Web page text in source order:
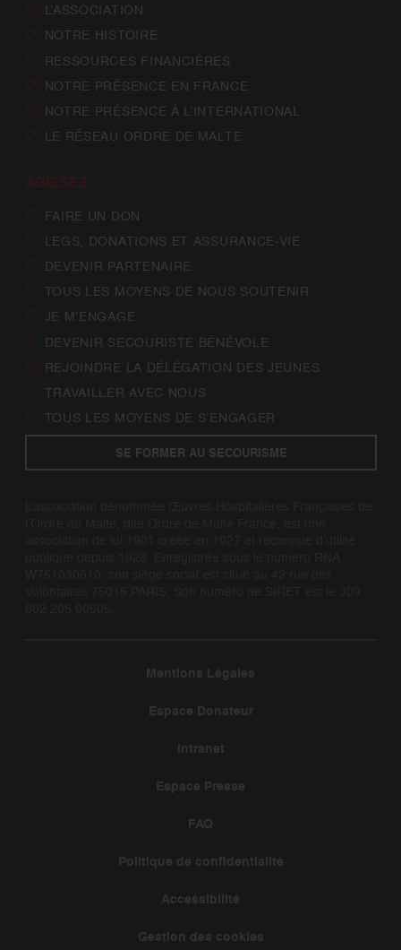
L’ASSOCIATION
NOTRE HISTOIRE
RESSOURCES FINANCIÈRES
NOTRE PRÉSENCE EN FRANCE
NOTRE PRÉSENCE À L’INTERNATIONAL
LE RÉSEAU ORDRE DE MALTE
AGISSEZ
FAIRE UN DON
LEGS, DONATIONS ET ASSURANCE-VIE
DEVENIR PARTENAIRE
TOUS LES MOYENS DE NOUS SOUTENIR
JE M’ENGAGE
DEVENIR SECOURISTE BÉNÉVOLE
REJOINDRE LA DÉLÉGATION DES JEUNES
TRAVAILLER AVEC NOUS
TOUS LES MOYENS DE S’ENGAGER
SE FORMER AU SECOURISME
Mentions Légales
Espace Donateur
Intranet
Espace Presse
FAQ
Politique de confidentialité
Accessibilité
Gestion des cookies